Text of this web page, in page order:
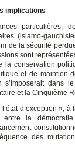
implications
particulières,
(islamo-
de la sécurité
sont
la conservation
et de maintien
s’imposerait
et la Cinquième
d’exception »,
entre la
des